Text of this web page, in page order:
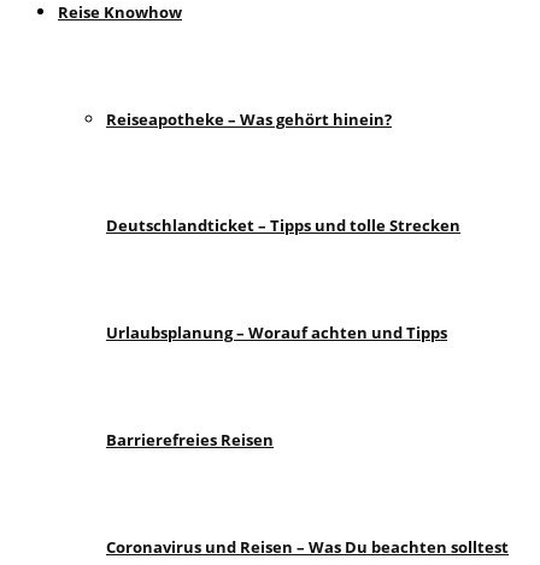
Reise Knowhow
Reiseapotheke – Was gehört hinein?
Deutschlandticket – Tipps und tolle Strecken
Urlaubsplanung – Worauf achten und Tipps
Barrierefreies Reisen
Coronavirus und Reisen – Was Du beachten solltest